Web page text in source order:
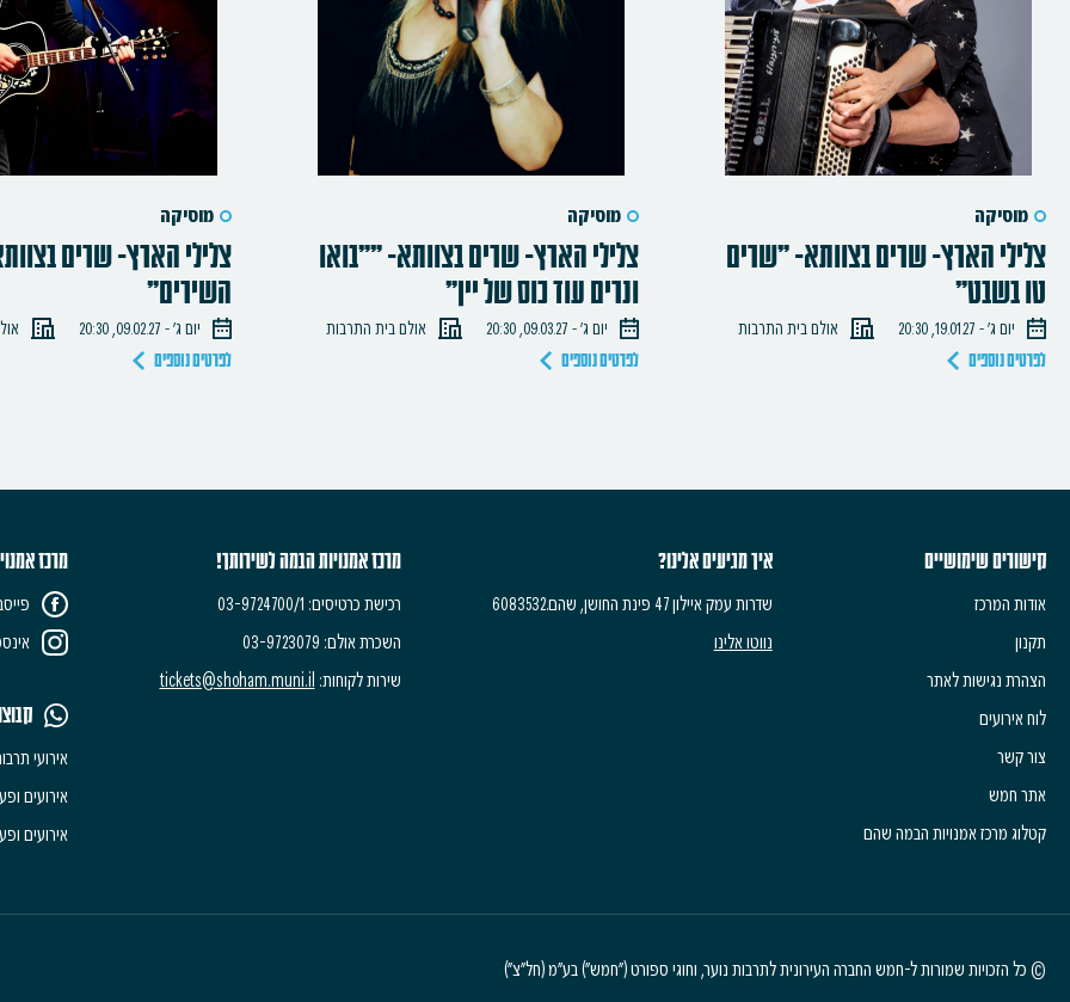
מוסיקה
צלילי הארץ- שרים בצוותא- "שרים
טו בשבט"
יום ג׳ - 19.01.27, 20:30 אולם בית התרבות
לפרטים נוספים
מוסיקה
צלילי הארץ- שרים בצוותא- ""בואו
ונרים עוד כוס של יין"
יום ג׳ - 09.03.27, 20:30 אולם בית התרבות
לפרטים נוספים
מוסיקה
צלילי הארץ- שרים
השירים"
יום ג׳ - 09.02.27, 20:30
לפרטים נוספים
קישורים שימושיים
אודות המרכז
תקנון
הצהרת נגישות לאתר
לוח אירועים
צור קשר
אתר חמש
קטלוג מרכז אמנויות הבמה שהם
איך מגיעים אלינו?
שדרות עמק איילון 47 פינת החושן, שהם.6083532
נווטו אלינו
מרכז אמנויות הבמה לשירותך!
רכישת כרטיסים: 03-9724700/1
השכרת אולם: 03-9723079
שירות לקוחות:tickets@shoham.muni.il
מרכז
אירועי
אירועים
אירועים
© כל הזכויות שמורות ל-חמש החברה העירונית לתרבות נוער, וחוגי ספורט ("חמש") בע"מ (חל"צ")